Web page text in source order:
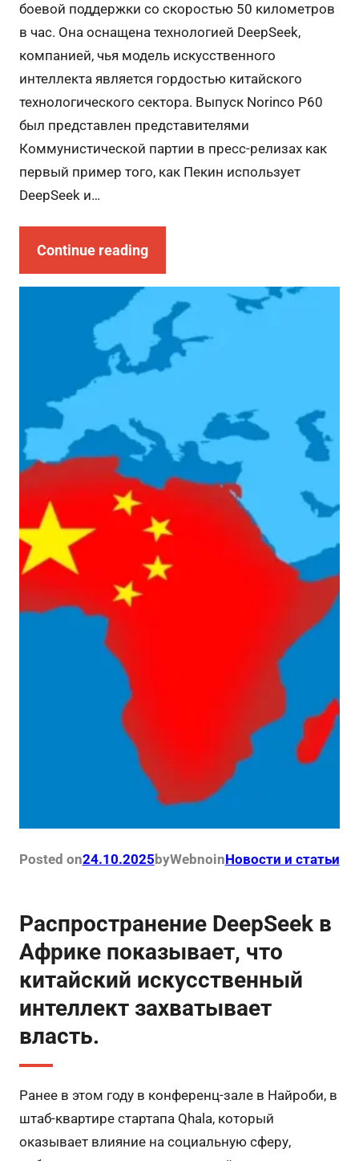
боевой поддержки со скоростью 50 километров
в час. Она оснащена технологией DeepSeek,
компанией, чья модель искусственного
интеллекта является гордостью китайского
технологического сектора. Выпуск Norinco P60
был представлен представителями
Коммунистической партии в пресс-релизах как
первый пример того, как Пекин использует
DeepSeek и…
Continue reading
Posted on24.10.2025 byWebnoinНовости и статьи
Распространение DeepSeek в
Африке показывает, что
китайский искусственный
интеллект захватывает
власть.
Ранее в этом году в конференц-зале в Найроби, в
штаб-квартире стартапа Qhala, который
оказывает влияние на социальную сферу,